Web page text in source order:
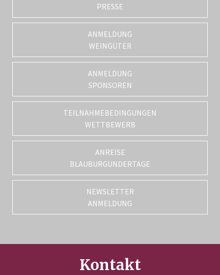
PRESSE
ANMELDUNG
WEINGÜTER
ANMELDUNG
SPONSOREN
TEILNAHMEBEDINGUNGEN
WETTBEWERB
ANREISE
BLAUBURGUNDERTAGE
NEWSLETTER
ANMELDUNG
Kontakt